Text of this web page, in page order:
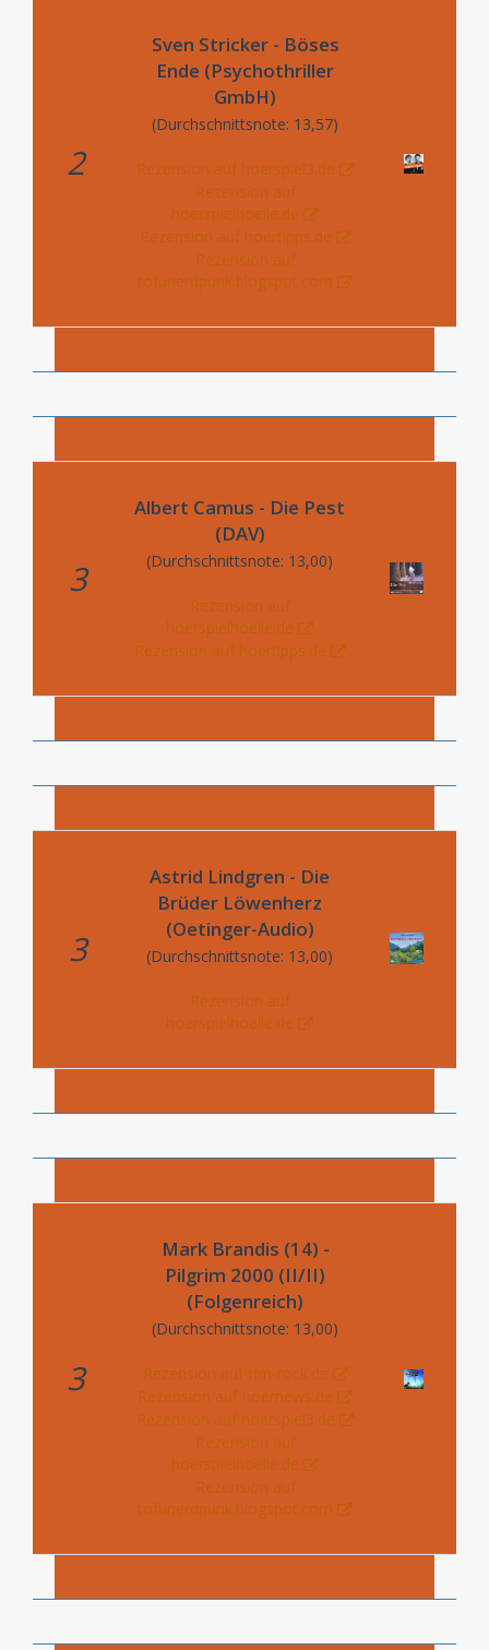
2
Sven Stricker - Böses
Ende (Psychothriller
GmbH)
(Durchschnittsnote: 13,57)
Rezension auf hoerspiel3.de
Rezension auf
hoerspielhoelle.de
Rezension auf hoertipps.de
Rezension auf
tofunerdpunk.blogspot.com
3
Albert Camus - Die Pest
(DAV)
(Durchschnittsnote: 13,00)
Rezension auf
hoerspielhoelle.de
Rezension auf hoertipps.de
3
Astrid Lindgren - Die
Brüder Löwenherz
(Oetinger-Audio)
(Durchschnittsnote: 13,00)
Rezension auf
hoerspielhoelle.de
3
Mark Brandis (14) -
Pilgrim 2000 (II/II)
(Folgenreich)
(Durchschnittsnote: 13,00)
Rezension auf ffm-rock.de
Rezension auf hoernews.de
Rezension auf hoerspiel3.de
Rezension auf
hoerspielhoelle.de
Rezension auf
tofunerdpunk.blogspot.com